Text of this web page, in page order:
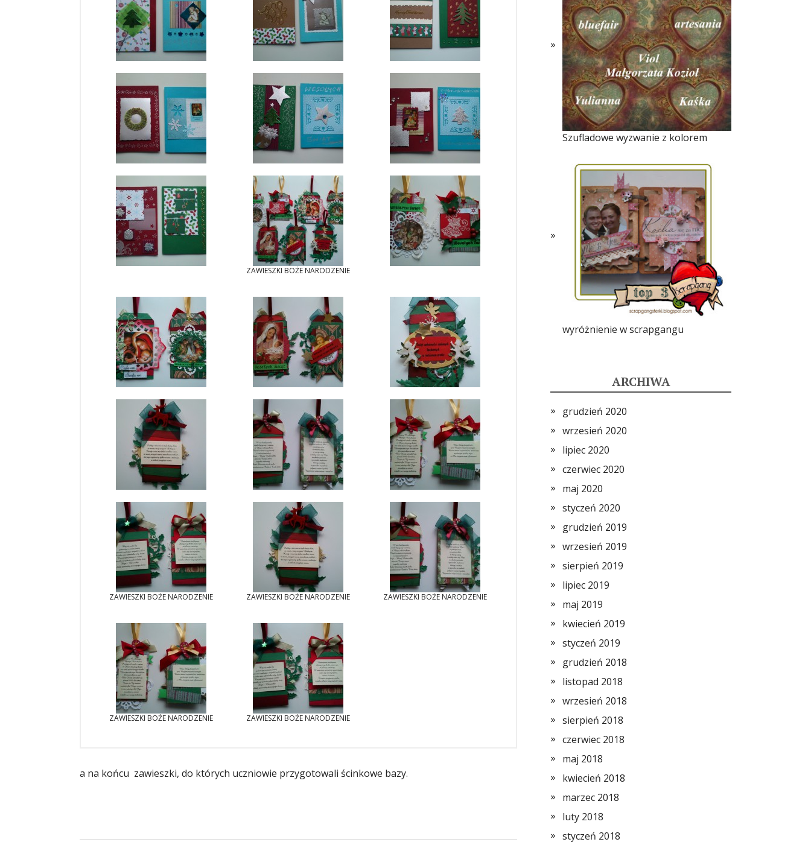
ZAWIESZKI BOŻE NARODZENIE
ZAWIESZKI BOŻE NARODZENIE ZAWIESZKI BOŻE NARODZENIE ZAWIESZKI BOŻE NARODZENIE
ZAWIESZKI BOŻE NARODZENIE ZAWIESZKI BOŻE NARODZENIE
a na końcu zawieszki, do których uczniowie przygotowali ścinkowe bazy.
Szufladowe wyzwanie z kolorem
wyróżnienie w scrapgangu
ARCHIWA
grudzień 2020
wrzesień 2020
lipiec 2020
czerwiec 2020
maj 2020
styczeń 2020
grudzień 2019
wrzesień 2019
sierpień 2019
lipiec 2019
maj 2019
kwiecień 2019
styczeń 2019
grudzień 2018
listopad 2018
wrzesień 2018
sierpień 2018
czerwiec 2018
maj 2018
kwiecień 2018
marzec 2018
luty 2018
styczeń 2018